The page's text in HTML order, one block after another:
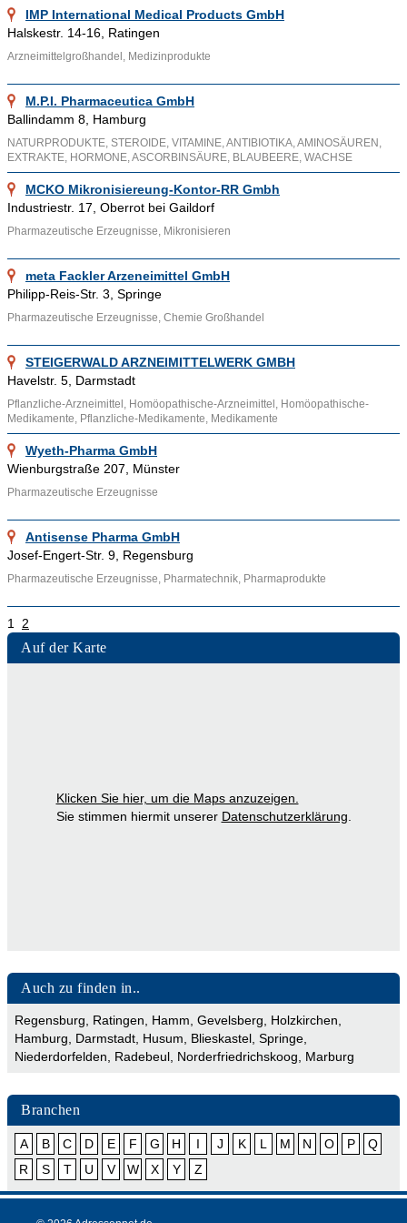
Forschung, beispielsweise wurden in einem Jahr 39,3
Milliarden in Werbemaßnahmen und 21,5 Milliarden in
Forschung und Entwicklung investiert, um eine effektive
Ähnliche Themenbereiche wie
vivo- Diagnostika, Blutproduktekönnen über die
bereitgestellten Links aufgesucht werden.
IMP International Medical Products GmbH
Halskestr. 14-16, Ratingen
Arzneimittelgroßhandel, Medizinprodukte
M.P.I. Pharmaceutica GmbH
Ballindamm 8, Hamburg
NATURPRODUKTE, STEROIDE, VITAMINE, ANTIBIOTIKA, AMINOSÄUREN,
EXTRAKTE, HORMONE, ASCORBINSÄURE, BLAUBEERE, WACHSE
MCKO Mikronisiereung-Kontor-RR Gmbh
Industriestr. 17, Oberrot bei Gaildorf
Pharmazeutische Erzeugnisse, Mikronisieren
meta Fackler Arzeneimittel GmbH
Philipp-Reis-Str. 3, Springe
Pharmazeutische Erzeugnisse, Chemie Großhandel
STEIGERWALD ARZNEIMITTELWERK GMBH
Havelstr. 5, Darmstadt
Pflanzliche-Arzneimittel, Homöopathische-Arzneimittel, Homöopathische-
Medikamente, Pflanzliche-Medikamente, Medikamente
Wyeth-Pharma GmbH
Wienburgstraße 207, Münster
Pharmazeutische Erzeugnisse
Antisense Pharma GmbH
Josef-Engert-Str. 9, Regensburg
Pharmazeutische Erzeugnisse, Pharmatechnik, Pharmaprodukte
1 2
Auf der Karte
Klicken Sie hier, um die Maps anzuzeigen.
Sie stimmen hiermit unserer Datenschutzerklärung
Auch zu finden in..
Regensburg Ratingen Hamm Gevelsberg Holzkirchen
Hamburg
Darmstadt Husum Blieskastel Springe
Niederdorfelden
Radebeul Norderfriedrichskoog Marburg
Branchen
A B C D E F G H I J K L M N O P
Q
R
S T U V W X Y Z